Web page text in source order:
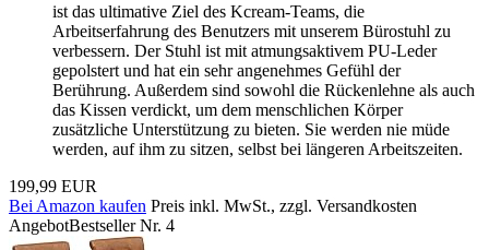
ist das ultimative Ziel des Kcream-Teams, die
Arbeitserfahrung des Benutzers mit unserem Bürostuhl zu
verbessern. Der Stuhl ist mit atmungsaktivem PU-Leder
gepolstert und hat ein sehr angenehmes Gefühl der
Berührung. Außerdem sind sowohl die Rückenlehne als auch
das Kissen verdickt, um dem menschlichen Körper
zusätzliche Unterstützung zu bieten. Sie werden nie müde
werden, auf ihm zu sitzen, selbst bei längeren Arbeitszeiten.
199,99 EUR
Bei Amazon kaufen Preis inkl. MwSt., zzgl. Versandkosten
AngebotBestseller Nr. 4